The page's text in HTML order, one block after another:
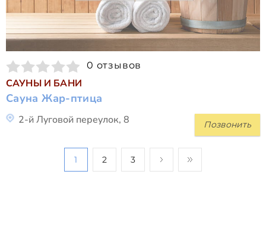
0 отзывов
САУНЫ И БАНИ
Сауна Жар-птица
Позвонить
2-й Луговой переулок, 8
1 2 3